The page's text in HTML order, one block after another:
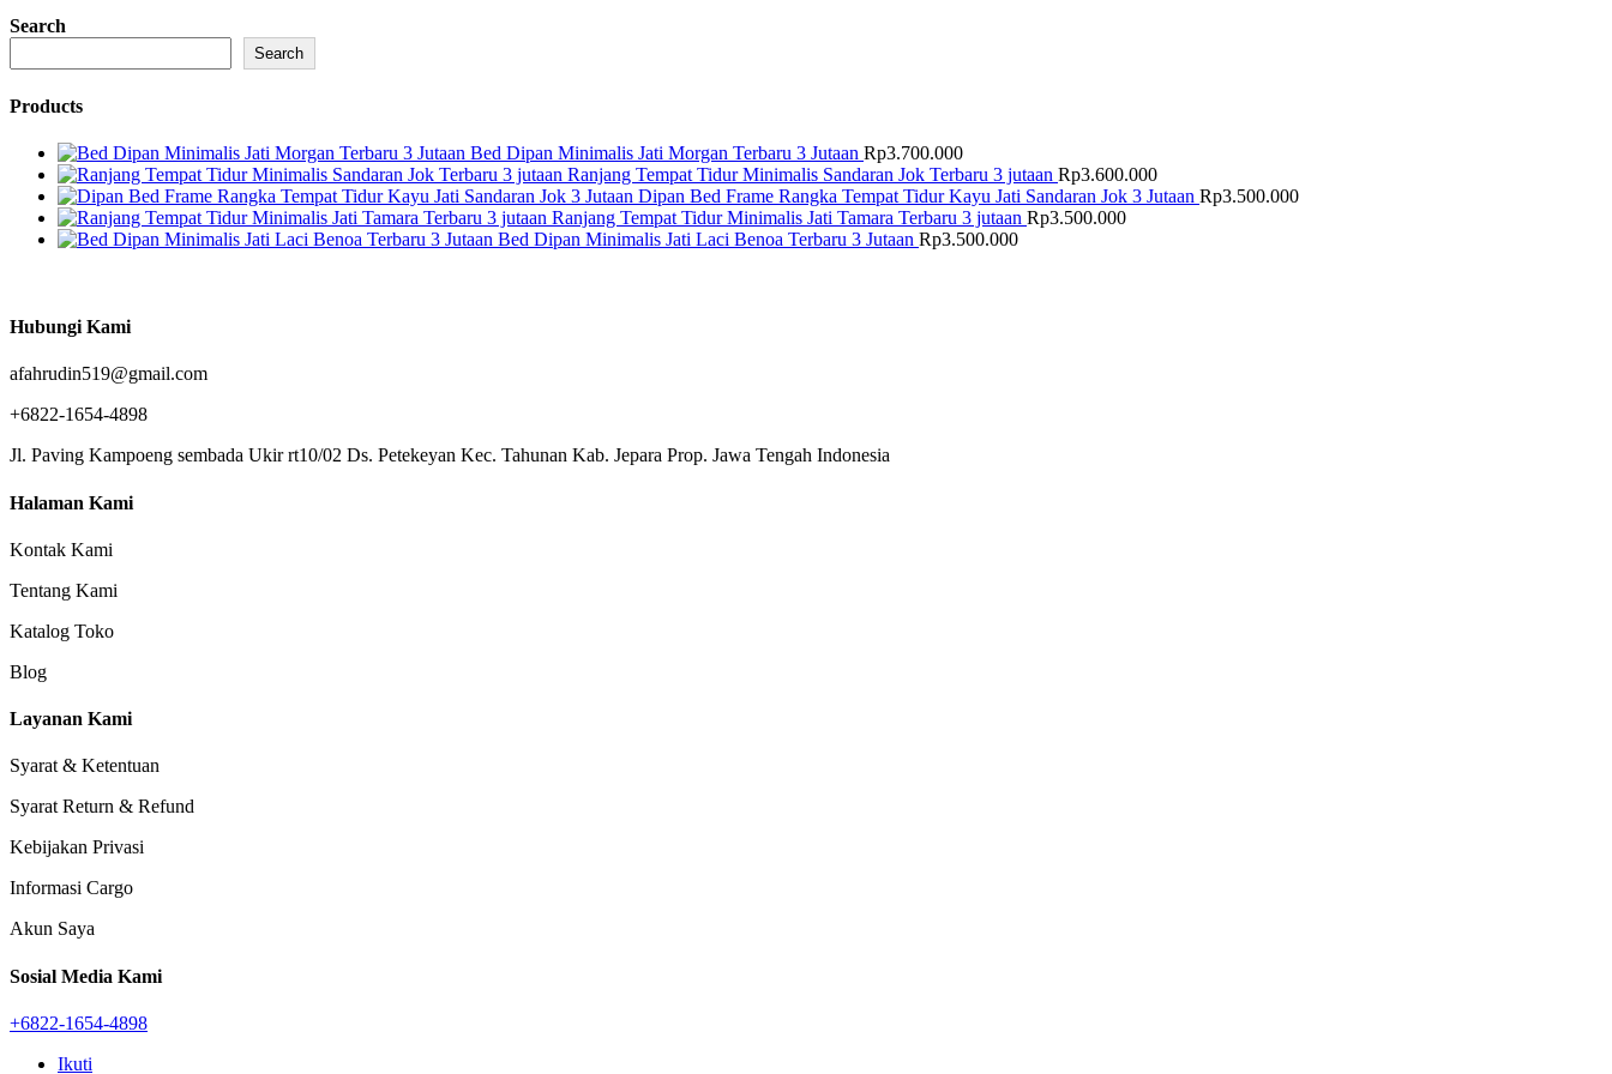
Search
Search
Products
Bed Dipan Minimalis Jati Morgan Terbaru 3 Jutaan Rp3.700.000
Ranjang Tempat Tidur Minimalis Sandaran Jok Terbaru 3 jutaan Rp3.600.000
Dipan Bed Frame Rangka Tempat Tidur Kayu Jati Sandaran Jok 3 Jutaan Rp3.500.000
Ranjang Tempat Tidur Minimalis Jati Tamara Terbaru 3 jutaan Rp3.500.000
Bed Dipan Minimalis Jati Laci Benoa Terbaru 3 Jutaan Rp3.500.000
Hubungi Kami
afahrudin519@gmail.com
+6822-1654-4898
Jl. Paving Kampoeng sembada Ukir rt10/02 Ds. Petekeyan Kec. Tahunan Kab. Jepara Prop. Jawa Tengah Indonesia
Halaman Kami
Kontak Kami
Tentang Kami
Katalog Toko
Blog
Layanan Kami
Syarat & Ketentuan
Syarat Return & Refund
Kebijakan Privasi
Informasi Cargo
Akun Saya
Sosial Media Kami
+6822-1654-4898
Ikuti